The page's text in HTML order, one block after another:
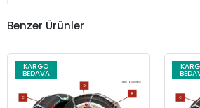
Benzer Ürünler
KARGO
BEDAVA